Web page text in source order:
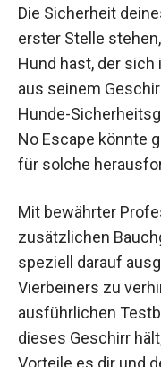
Die Sicherheit
erster Stelle
Hund hast, der
aus seinem
Hunde-
No Escape könnte
für solche
Mit bewährter
zusätzlichen
speziell darauf
Vierbeiners zu
ausführlichen
dieses Geschirr
Vorteile es dir und